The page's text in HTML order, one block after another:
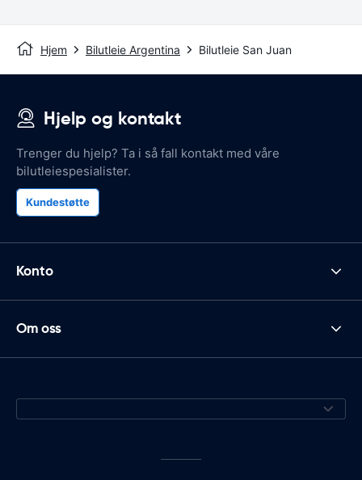
Hjem Bilutleie Argentina Bilutleie San Juan
Hjelp og kontakt
Trenger du hjelp? Ta i så fall kontakt med våre
bilutleiespesialister.
Kundestøtte
Konto
Om oss